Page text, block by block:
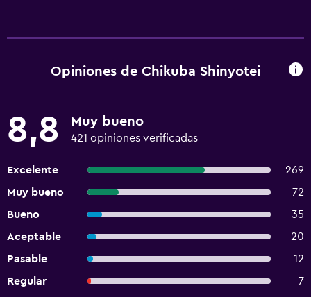
Opiniones de Chikuba Shinyotei
8,8 Muy bueno
421 opiniones verificadas
Excelente
269
Muy bueno
72
Bueno
35
Aceptable
20
Pasable
12
Regular
7